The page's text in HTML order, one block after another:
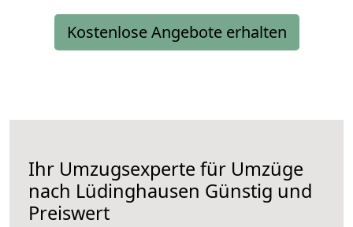
Kostenlose Angebote erhalten
Ihr Umzugsexperte für Umzüge
nach Lüdinghausen Günstig und
Preiswert